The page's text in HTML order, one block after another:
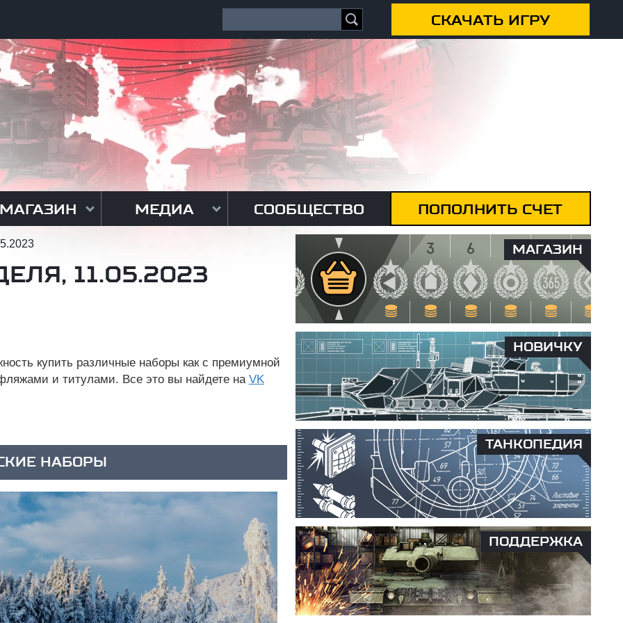
СКАЧАТЬ ИГРУ
МЕДИА СООБЩЕСТВО ПОПОЛНИТЬ СЧЕТ
11.05.2023
купить различные наборы как с премиумной
и титулами. Все это вы найдете на VK
НАБОРЫ
МАГАЗИН
НОВИЧКУ
ТАНКОПЕДИЯ
ПОДДЕРЖКА